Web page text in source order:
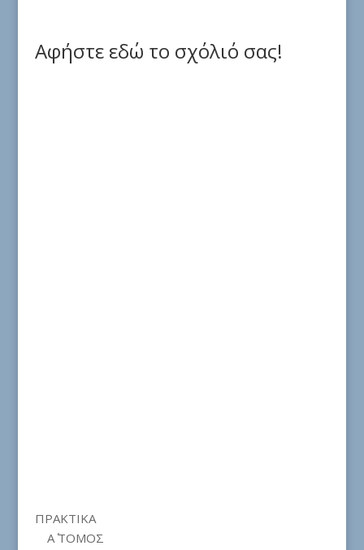
Αφήστε εδώ το σχόλιό σας!
ΠΡΑΚΤΙΚΑ
Α΄ ΤΟΜΟΣ